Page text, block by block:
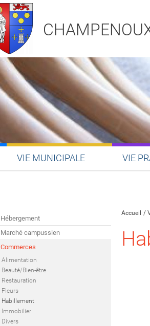
VIE MUNICIPALE VIE
Accueil
Hébergement
Marché campussien
Commerces
Alimentation
Beauté/Bien-être
Restauration
Fleurs
Habillement
Immobilier
Divers